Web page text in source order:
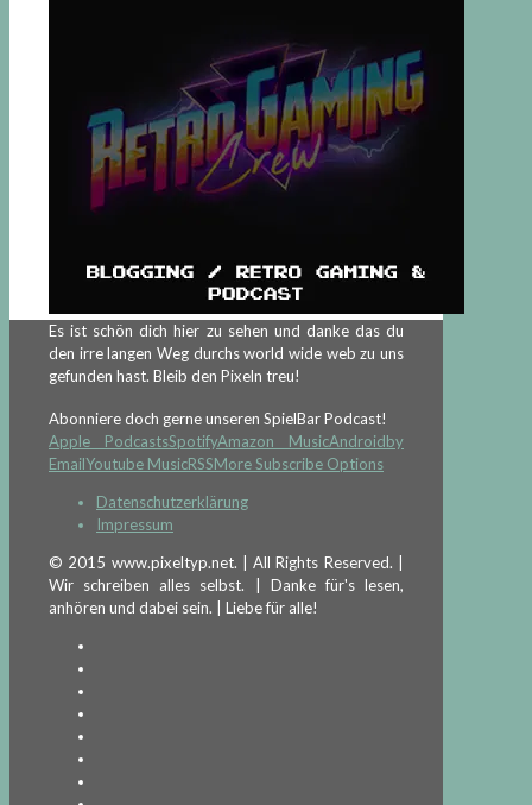
Es ist schön dich hier zu sehen und danke das du
den irre langen Weg durchs world wide web zu uns
gefunden hast. Bleib den Pixeln treu!
Abonniere doch gerne unseren SpielBar Podcast!
Apple PodcastsSpotifyAmazon MusicAndroidby
EmailYoutube MusicRSSMore Subscribe Options
Datenschutzerklärung
Impressum
© 2015 www.pixeltyp.net. | All Rights Reserved. |
Wir schreiben alles selbst. | Danke für's lesen,
anhören und dabei sein. | Liebe für alle!